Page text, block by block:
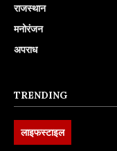
राजस्थान
मनोरंजन
अपराध
TRENDING
लाइफस्टाइल